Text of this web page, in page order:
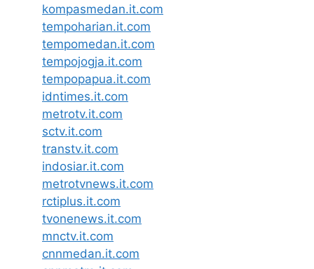
kompasmedan.it.com
tempoharian.it.com
tempomedan.it.com
tempojogja.it.com
tempopapua.it.com
idntimes.it.com
metrotv.it.com
sctv.it.com
transtv.it.com
indosiar.it.com
metrotvnews.it.com
rctiplus.it.com
tvonenews.it.com
mnctv.it.com
cnnmedan.it.com